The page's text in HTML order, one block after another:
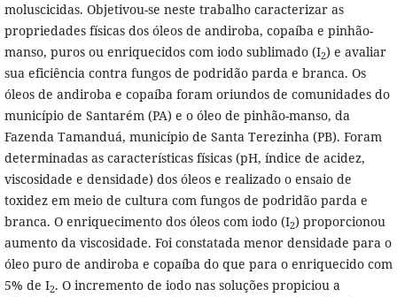
moluscicidas. Objetivou-se neste trabalho caracterizar as
propriedades físicas dos óleos de andiroba, copaíba e pinhão-
manso, puros ou enriquecidos com iodo sublimado (I2) e avaliar
sua eficiência contra fungos de podridão parda e branca. Os
óleos de andiroba e copaíba foram oriundos de comunidades do
município de Santarém (PA) e o óleo de pinhão-manso, da
Fazenda Tamanduá, município de Santa Terezinha (PB). Foram
determinadas as características físicas (pH, índice de acidez,
viscosidade e densidade) dos óleos e realizado o ensaio de
toxidez em meio de cultura com fungos de podridão parda e
branca. O enriquecimento dos óleos com iodo (I2) proporcionou
aumento da viscosidade. Foi constatada menor densidade para o
óleo puro de andiroba e copaíba do que para o enriquecido com
5% de I2. O incremento de iodo nas soluções propiciou a